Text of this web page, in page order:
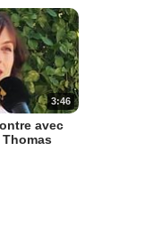
3:46
avec
Thomas